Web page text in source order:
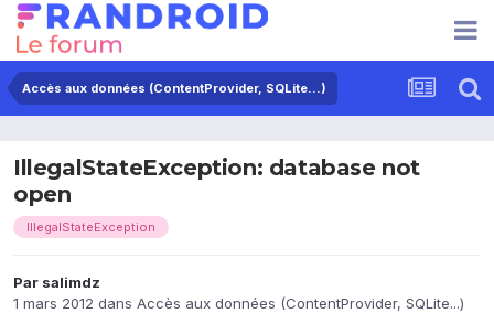
Accès aux données (ContentProvider, SQLite...)
IllegalStateException: database not
open
IllegalStateException
Par salimdz
1 mars 2012 dans Accès aux données (ContentProvider, SQLite...)